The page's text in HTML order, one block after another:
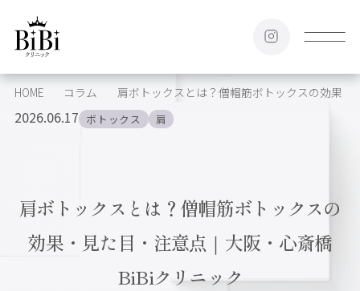
HOME コラム 肩ボトックスとは？僧帽筋ボトックスの効果
2026.06.17 ボトックス 肩
肩ボトックスとは？僧帽筋ボトックスの
効果・見た目・注意点｜大阪・心斎橋
BiBiクリニック